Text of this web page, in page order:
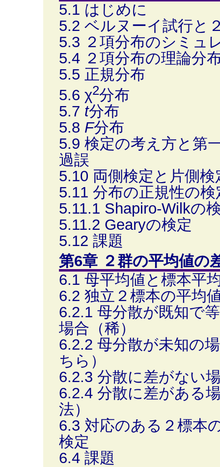
5.1 はじめに
5.2 ベルヌーイ試行と
5.3 ２項分布のシミュ
5.4 ２項分布の理論分
5.5 正規分布
5.6 χ2分布
5.7 t分布
5.8 F分布
5.9 検定の考え方と第
過誤
5.10 両側検定と片側検
5.11 分布の正規性の検
5.11.1 Shapiro-Wilkの
5.11.2 Gearyの検定
5.12 課題
第6章 ２群の平均値の
6.1 母平均値と標本平
6.2 独立２標本の平均
6.2.1 母分散が既知で
場合（稀）
6.2.2 母分散が未知の
ちら）
6.2.3 分散に差がない
6.2.4 分散に差がある
法）
6.3 対応のある２標本
検定
6.4 課題